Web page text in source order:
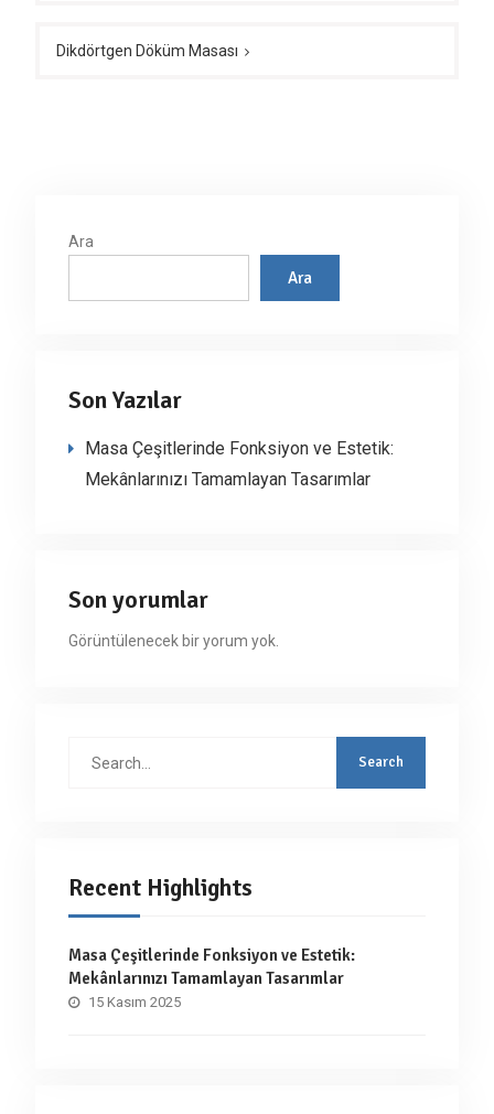
Dikdörtgen Döküm Masası
Ara
Ara
Son Yazılar
Masa Çeşitlerinde Fonksiyon ve Estetik:
Mekânlarınızı Tamamlayan Tasarımlar
Son yorumlar
Görüntülenecek bir yorum yok.
Recent Highlights
Masa Çeşitlerinde Fonksiyon ve Estetik:
Mekânlarınızı Tamamlayan Tasarımlar
15 Kasım 2025